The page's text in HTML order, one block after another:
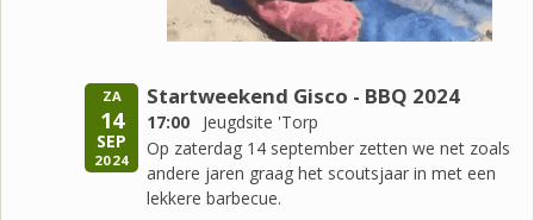
ZA
14
SEP
2024
Startweekend Gisco - BBQ 2024
17:00
Jeugdsite 'Torp
Op zaterdag 14 september zetten we net zoals
andere jaren graag het scoutsjaar in met een
lekkere barbecue.